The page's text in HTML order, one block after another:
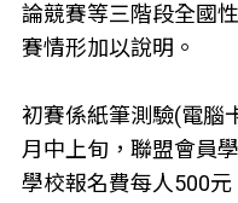
論競賽等三階段全國
賽情形加以說明。
初賽係紙筆測驗(電腦
月中上旬，聯盟會員
學校報名費每人500